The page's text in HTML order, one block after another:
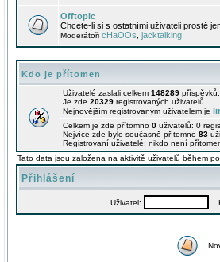
Offtopic
Chcete-li si s ostatními uživateli prostě
Moderátoři cHaOOs jacktalking
Kdo je přítomen
Uživatelé zaslali celkem 148289 příspěvků.
Je zde 20329 registrovaných uživatelů.
Nejnovějším registrovaným uživatelem je
Celkem je zde přítomno 0 uživatelů: 0
Nejvíce zde bylo současně přítomno 83
Registrovaní uživatelé: nikdo není
Tato data jsou založena na aktivitě uživatelů během
Přihlášení
Uživatel: